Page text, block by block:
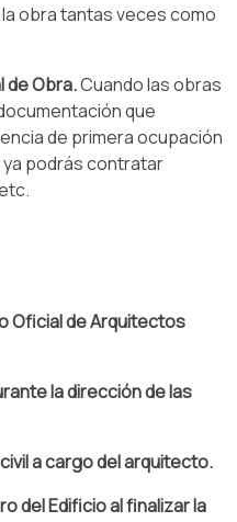
obra tantas veces como
de Obra.Cuando las obras
que
de primera ocupación
ya podrás contratar
Oficial de Arquitectos
la dirección de las
a cargo del arquitecto.
del Edificio al finalizar la